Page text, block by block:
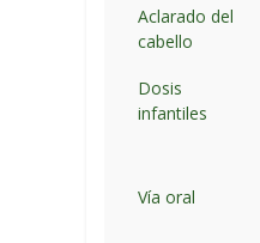
Aclarado del
cabello
Dosis
infantiles
Vía oral